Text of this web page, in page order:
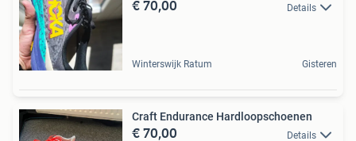
€ 70,00 Details
Winterswijk Ratum Gisteren
Craft Endurance Hardloopschoenen
€ 70,00 Details